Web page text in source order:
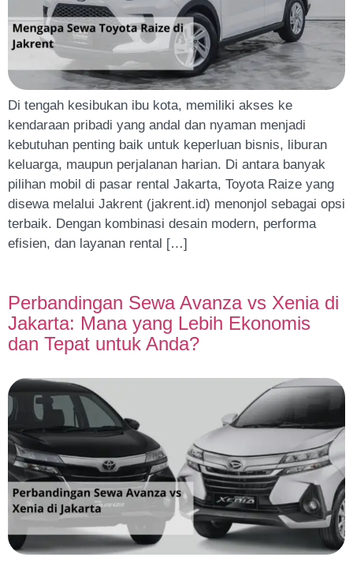
Di tengah kesibukan ibu kota, memiliki akses ke
kendaraan pribadi yang andal dan nyaman menjadi
kebutuhan penting baik untuk keperluan bisnis, liburan
keluarga, maupun perjalanan harian. Di antara banyak
pilihan mobil di pasar rental Jakarta, Toyota Raize yang
disewa melalui Jakrent (jakrent.id) menonjol sebagai opsi
terbaik. Dengan kombinasi desain modern, performa
efisien, dan layanan rental […]
Perbandingan Sewa Avanza vs Xenia di
Jakarta: Mana yang Lebih Ekonomis
dan Tepat untuk Anda?